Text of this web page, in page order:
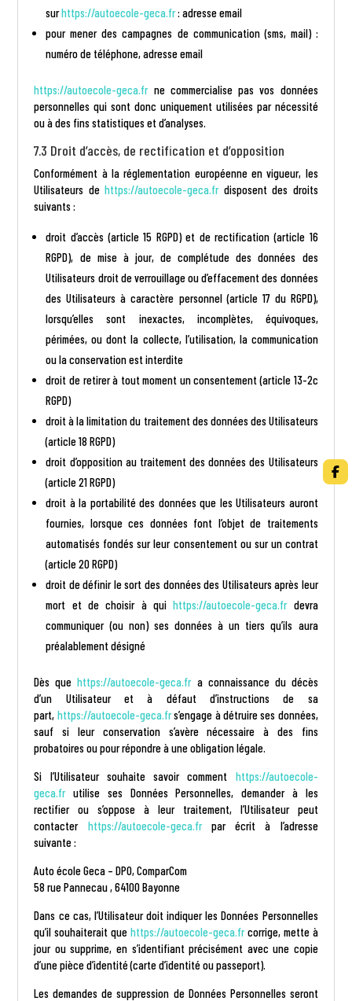
surhttps://autoecole-geca.fr: adresse email
pour mener des campagnes de communication (sms, mail) :
numéro de téléphone, adresse email
https://autoecole-geca.fr ne commercialise pas vos données
personnelles qui sont donc uniquement utilisées par nécessité
ou à des fins statistiques et d’analyses.
7.3 Droit d’accès, de rectification et d’opposition
Conformément à la réglementation européenne en vigueur, les
Utilisateurs de https://autoecole-geca.fr disposent des droits
suivants :
droit d’accès (article 15 RGPD) et de rectification (article 16
RGPD), de mise à jour, de complétude des données des
Utilisateurs droit de verrouillage ou d’effacement des données
des Utilisateurs à caractère personnel (article 17 du RGPD),
lorsqu’elles sont inexactes, incomplètes, équivoques,
périmées, ou dont la collecte, l’utilisation, la communication
ou la conservation est interdite
droit de retirer à tout moment un consentement (article 13-2c
RGPD)
droit à la limitation du traitement des données des Utilisateurs
(article 18 RGPD)
droit d’opposition au traitement des données des Utilisateurs
(article 21 RGPD)
droit à la portabilité des données que les Utilisateurs auront
fournies, lorsque ces données font l’objet de traitements
automatisés fondés sur leur consentement ou sur un contrat
(article 20 RGPD)
droit de définir le sort des données des Utilisateurs après leur
mort et de choisir à qui https://autoecole-geca.fr devra
communiquer (ou non) ses données à un tiers qu’ils aura
préalablement désigné
Dès que https://autoecole-geca.fr a connaissance du décès
d’un Utilisateur et à défaut d’instructions de sa
part, https://autoecole-geca.frs’engage à détruire ses données,
sauf si leur conservation s’avère nécessaire à des fins
probatoires ou pour répondre à une obligation légale.
Si l’Utilisateur souhaite savoir comment
https://autoecole-
geca.fr utilise ses Données Personnelles, demander à les
rectifier ou s’oppose à leur traitement, l’Utilisateur peut
contacter
https://autoecole-geca.fr
par écrit à l’adresse
suivante :
Auto école Geca – DPO, ComparCom
58 rue Pannecau , 64100 Bayonne
Dans ce cas, l’Utilisateur doit indiquer les Données Personnelles
qu’il souhaiterait que https://autoecole-geca.fr corrige, mette à
jour ou supprime, en s’identifiant précisément avec une copie
d’une pièce d’identité (carte d’identité ou passeport).
Les demandes de suppression de Données Personnelles seront